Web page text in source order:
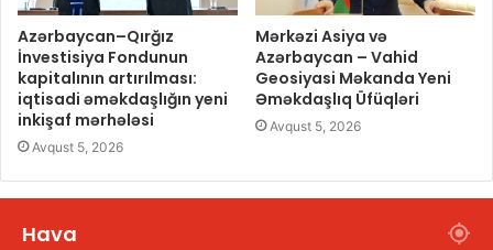
Azərbaycan–Qırğız
İnvestisiya Fondunun
kapitalının artırılması:
iqtisadi əməkdaşlığın yeni
inkişaf mərhələsi
Avqust 5, 2026
Mərkəzi Asiya və
Azərbaycan – Vahid
Geosiyasi Məkanda Yeni
Əməkdaşlıq Üfüqləri
Avqust 5, 2026
Hava